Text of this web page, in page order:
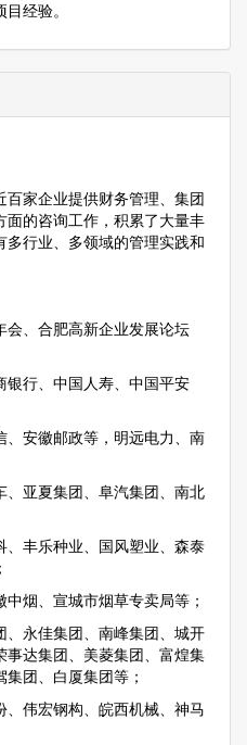
经验。
家企业提供财务管理、集团
面的咨询工作，积累了大量丰
行业、多领域的管理实践和
会、合肥高新企业发展论坛
银行、中国人寿、中国平安
、安徽邮政等，明远电力、南
、亚夏集团、阜汽集团、南北
、丰乐种业、国风塑业、森泰
烟、宣城市烟草专卖局等；
、永佳集团、南峰集团、城开
事达集团、美菱集团、富煌集
团、白厦集团等；
伟宏钢构、皖西机械、神马